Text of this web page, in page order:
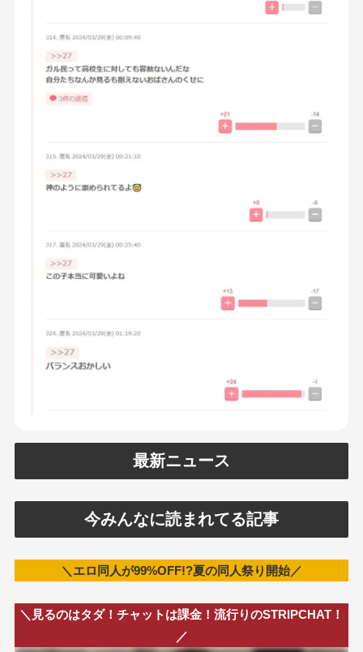
最新ニュース
今みんなに読まれてる記事
＼エロ同人が99%OFF!?夏の同人祭り開始／
＼見るのはタダ！チャットは課金！流行りのSTRIPCHAT！
／